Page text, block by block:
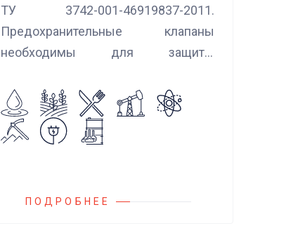
ТУ 3742-001-46919837-2011.
Предохранительные клапаны
необходимы для защиты
случаях аварийного повышения
давления, путем сброса среды в
систему низкого давления.
ПОДРОБНЕЕ